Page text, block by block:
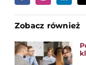
Zobacz również